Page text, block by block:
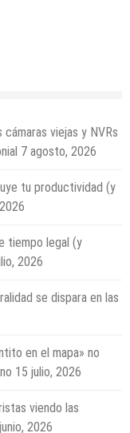
viejas y NVRs
7 agosto, 2026
tu productividad (y
tiempo legal (y
2026
se dispara en las
en el mapa» no
15 julio, 2026
viendo las
2026